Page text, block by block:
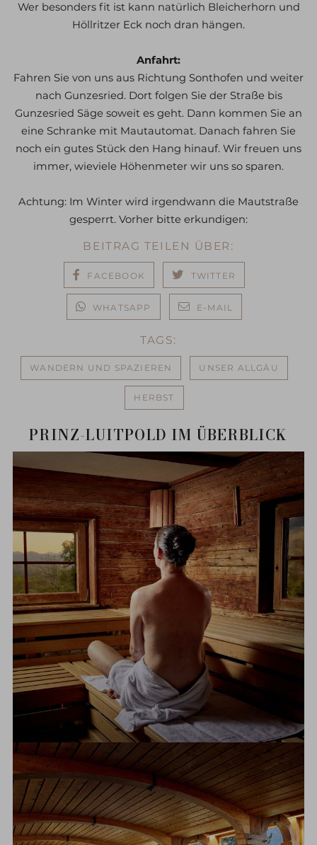
Wer besonders fit ist kann natürlich Bleicherhorn und
Höllritzer Eck noch dran hängen.
Anfahrt:
Fahren Sie von uns aus Richtung Sonthofen und weiter
nach Gunzesried. Dort folgen Sie der Straße bis
Gunzesried Säge soweit es geht. Dann kommen Sie an
eine Schranke mit Mautautomat. Danach fahren Sie
noch ein gutes Stück den Hang hinauf. Wir freuen uns
immer, wieviele Höhenmeter wir uns so sparen.
Achtung: Im Winter wird irgendwann die Mautstraße
gesperrt. Vorher bitte erkundigen:
BEITRAG TEILEN ÜBER:
FACEBOOK TWITTER
WHATSAPP E-MAIL
TAGS:
WANDERN UND SPAZIEREN UNSER ALLGÄU
HERBST
PRINZ-LUITPOLD IM ÜBERBLICK